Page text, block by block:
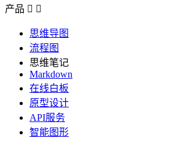
产品  
思维导图
流程图
思维笔记
Markdown
在线白板
原型设计
API服务
智能图形